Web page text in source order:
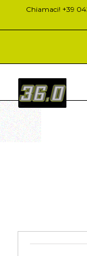
contenuto
Chiamaci! +39